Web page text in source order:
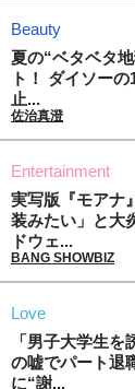
Beauty
夏の“ベタベタ
ト！ ダイソー
止...
佐治真澄
Entertainment
実写版『モアナ
装みたい」と大
ドウェ...
BANG SHOWBIZ
Love
「男子大学生
の嘘でパート退
に“謝...